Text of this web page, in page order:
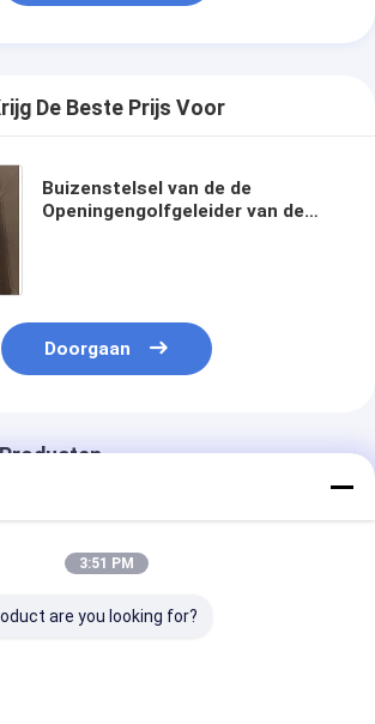
De Beste Prijs Voor
Buizenstelsel van de de
Openingengolfgeleider van de
Doorgaan
3:51 PM
are you looking for?